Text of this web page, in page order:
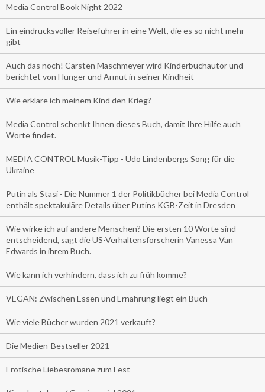
Media Control Book Night 2022
Ein eindrucksvoller Reiseführer in eine Welt, die es so nicht mehr
gibt
Auch das noch! Carsten Maschmeyer wird Kinderbuchautor und
berichtet von Hunger und Armut in seiner Kindheit
Wie erkläre ich meinem Kind den Krieg?
Media Control schenkt Ihnen dieses Buch, damit Ihre Hilfe auch
Worte findet.
MEDIA CONTROL Musik-Tipp - Udo Lindenbergs Song für die
Ukraine
Putin als Stasi - Die Nummer 1 der Politikbücher bei Media Control
enthält spektakuläre Details über Putins KGB-Zeit in Dresden
Wie wirke ich auf andere Menschen? Die ersten 10 Worte sind
entscheidend, sagt die US-Verhaltensforscherin Vanessa Van
Edwards in ihrem Buch.
Wie kann ich verhindern, dass ich zu früh komme?
VEGAN: Zwischen Essen und Ernährung liegt ein Buch
Wie viele Bücher wurden 2021 verkauft?
Die Medien-Bestseller 2021
Erotische Liebesromane zum Fest